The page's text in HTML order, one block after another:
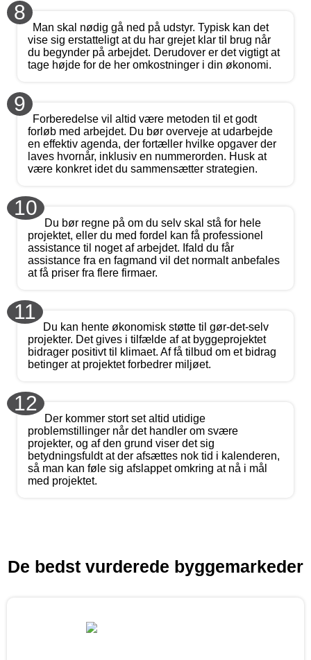
8
Man skal nødig gå ned på udstyr. Typisk kan det
vise sig erstatteligt at du har grejet klar til brug når
du begynder på arbejdet. Derudover er det vigtigt at
tage højde for de her omkostninger i din økonomi.
9
Forberedelse vil altid være metoden til et godt
forløb med arbejdet. Du bør overveje at udarbejde
en effektiv agenda, der fortæller hvilke opgaver der
laves hvornår, inklusiv en nummerorden. Husk at
være konkret idet du sammensætter strategien.
10
Du bør regne på om du selv skal stå for hele
projektet, eller du med fordel kan få professionel
assistance til noget af arbejdet. Ifald du får
assistance fra en fagmand vil det normalt anbefales
at få priser fra flere firmaer.
11
Du kan hente økonomisk støtte til gør-det-selv
projekter. Det gives i tilfælde af at byggeprojektet
bidrager positivt til klimaet. Af få tilbud om et bidrag
betinger at projektet forbedrer miljøet.
12
Der kommer stort set altid utidige
problemstillinger når det handler om svære
projekter, og af den grund viser det sig
betydningsfuldt at der afsættes nok tid i kalenderen,
så man kan føle sig afslappet omkring at nå i mål
med projektet.
De bedst vurderede byggemarkeder